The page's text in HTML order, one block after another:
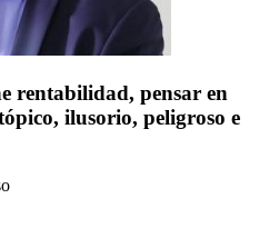
rentabilidad, pensar en
ilusorio, peligroso e